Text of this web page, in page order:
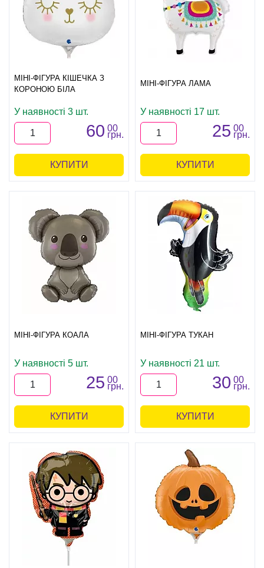
МІНІ-ФІГУРА КІШЕЧКА З
КОРОНОЮ БІЛА
У наявності 3 шт.
60 00
грн.
КУПИТИ
МІНІ-ФІГУРА ЛАМА
У наявності 17 шт.
25 00
грн.
КУПИТИ
МІНІ-ФІГУРА КОАЛА
У наявності 5 шт.
25 00
грн.
КУПИТИ
МІНІ-ФІГУРА ТУКАН
У наявності 21 шт.
30 00
грн.
КУПИТИ